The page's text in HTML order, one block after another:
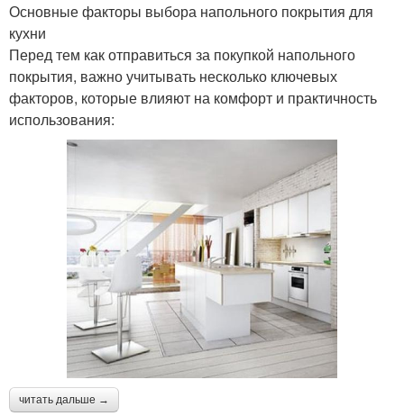
Основные факторы выбора напольного покрытия для
кухни
Перед тем как отправиться за покупкой напольного
покрытия, важно учитывать несколько ключевых
факторов, которые влияют на комфорт и практичность
использования:
читать дальше →